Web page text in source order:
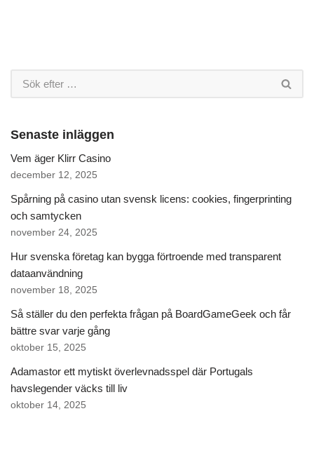
Senaste inläggen
Vem äger Klirr Casino
december 12, 2025
Spårning på casino utan svensk licens: cookies, fingerprinting
och samtycken
november 24, 2025
Hur svenska företag kan bygga förtroende med transparent
dataanvändning
november 18, 2025
Så ställer du den perfekta frågan på BoardGameGeek och får
bättre svar varje gång
oktober 15, 2025
Adamastor ett mytiskt överlevnadsspel där Portugals
havslegender väcks till liv
oktober 14, 2025